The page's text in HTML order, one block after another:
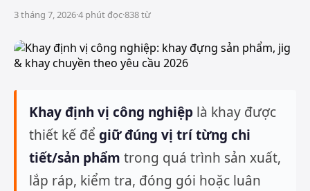
3 tháng 7, 2026·4 phút đọc·838từ
Khay định vị công nghiệp là khay được
thiết kế để giữ đúng vị trí từng chi
tiết/sản phẩm trong quá trình sản xuất,
lắp ráp, kiểm tra, đóng gói hoặc luân